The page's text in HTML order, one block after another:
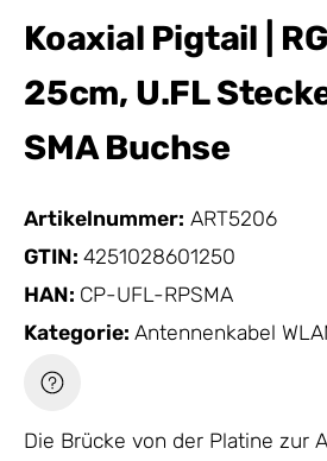
Koaxial Pigtail |
25cm, U.FL
SMA Buchse
Artikelnummer: ART5206
GTIN: 4251028601250
HAN: CP-UFL-RPSMA
Kategorie: Antennenkabel
Die Brücke von der Platine zur